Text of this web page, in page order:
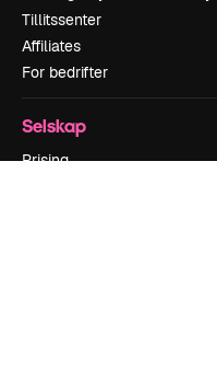
Tillitssenter
Affiliates
For bedrifter
Selskap
Prising